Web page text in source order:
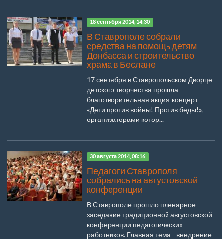
18 сентября 2014, 14:30
В Ставрополе собрали
средства на помощь детям
Донбасса и строительство
храма в Беслане
17 сентября в Ставропольском Дворце
детского творчества прошла
благотворительная акция-концерт
«Дети против войны! Против беды!»,
организаторами котор...
30 августа 2014, 08:16
Педагоги Ставрополя
собрались на августовской
конференции
В Ставрополе прошло пленарное
заседание традиционной августовской
конференции педагогических
работников. Главная тема - внедрение